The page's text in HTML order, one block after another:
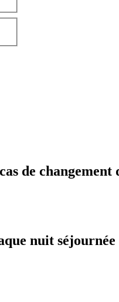
de changement
nuit séjournée